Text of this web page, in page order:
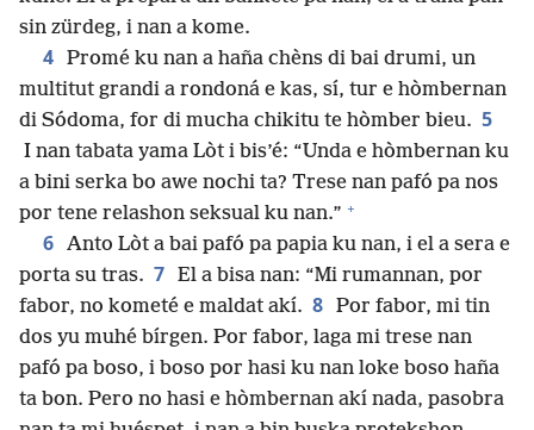
sin zürdeg, i nan a kome.
4 Promé ku nan a haña chèns di bai drumi, un
multitut grandi a rondoná e kas, sí, tur e hòmbernan
di Sódoma, for di mucha chikitu te hòmber bieu. 5
I nan tabata yama Lòt i bis’é: “Unda e hòmbernan ku
a bini serka bo awe nochi ta? Trese nan pafó pa nos
por tene relashon seksual ku nan.” +
6 Anto Lòt a bai pafó pa papia ku nan, i el a sera e
porta su tras. 7 El a bisa nan: “Mi rumannan, por
fabor, no kometé e maldat akí. 8 Por fabor, mi tin
dos yu muhé bírgen. Por fabor, laga mi trese nan
pafó pa boso, i boso por hasi ku nan loke boso haña
ta bon. Pero no hasi e hòmbernan akí nada, pasobra